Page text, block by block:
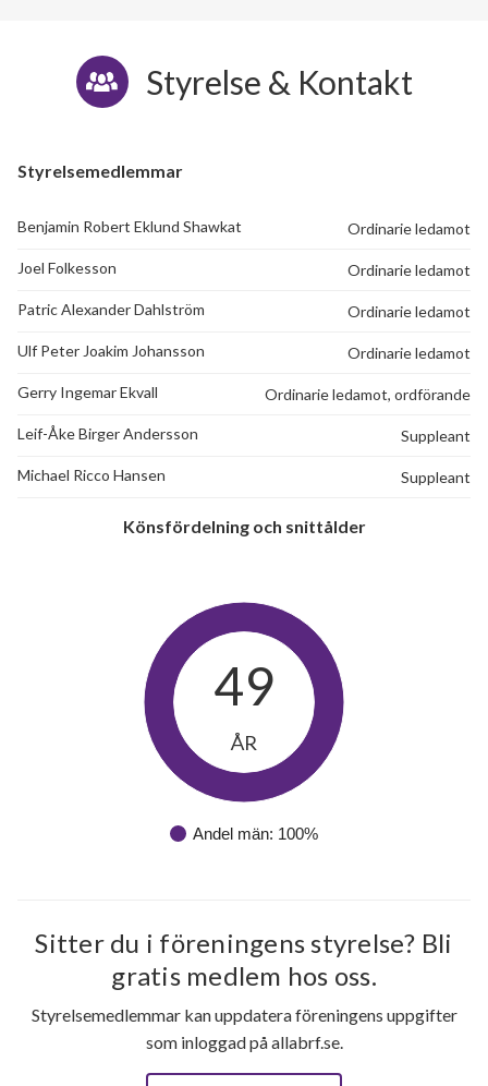
30
lägenheter
Styrelse & Kontakt
Styrelsemedlemmar
Benjamin Robert Eklund Shawkat Ordinarie ledamot
Joel Folkesson Ordinarie ledamot
Patric Alexander Dahlström Ordinarie ledamot
Ulf Peter Joakim Johansson Ordinarie ledamot
Gerry Ingemar Ekvall Ordinarie ledamot, ordförande
Leif-Åke Birger Andersson Suppleant
Michael Ricco Hansen Suppleant
Könsfördelning och snittålder
Andel män: 100%
49
ÅR
Sitter du i föreningens styrelse? Bli
gratis medlem hos oss.
Styrelsemedlemmar kan uppdatera föreningens uppgifter
som inloggad på allabrf.se.